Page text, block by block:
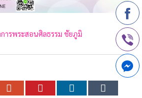
ารพระสอนศิลธรรม ชัยภูมิ
Google+Pinterest
LinkedIn